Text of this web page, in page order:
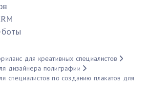
боты
для креативных специалистов
дизайнера полиграфии
специалистов по созданию плакатов для